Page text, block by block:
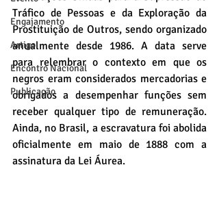
Engajamento
Artigo
Encontro Nacional
Publicação
Tráfico de Pessoas e da Exploração da
Prostituição de Outros, sendo organizado
anualmente desde 1986. A data serve
para relembrar o contexto em que os
negros eram considerados mercadorias e
obrigados a desempenhar funções sem
receber qualquer tipo de remuneração.
Ainda, no Brasil, a escravatura foi abolida
oficialmente em maio de 1888 com a
assinatura da Lei Áurea.